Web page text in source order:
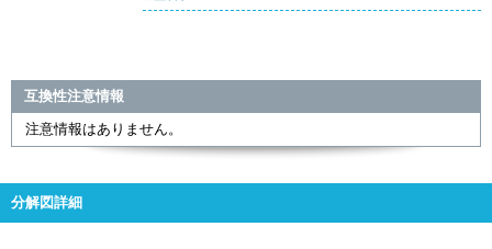
互換性注意情報
注意情報はありません。
分解図詳細